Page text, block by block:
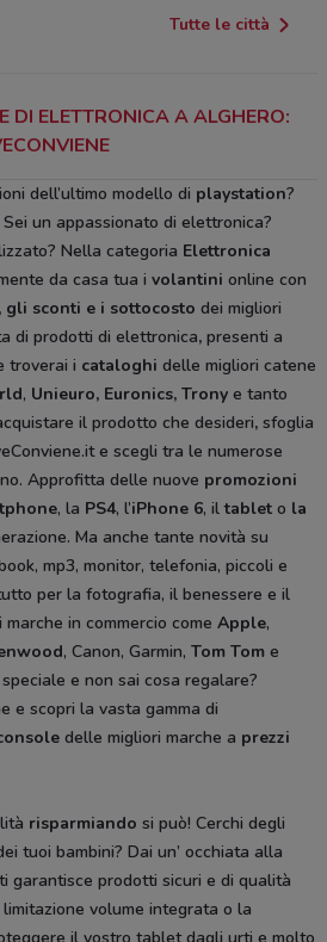
Tutte le città
DI ELETTRONICA A ALGHERO:
dell’ultimo modello di playstation?
Sei un appassionato di elettronica?
Nella categoria Elettronica
da casa tua i volantini online con
sconti e i sottocosto dei migliori
di prodotti di elettronica, presenti a
troverai i cataloghi delle migliori catene
, Unieuro, Euronics, Trony e tanto
il prodotto che desideri, sfoglia
e scegli tra le numerose
Approfitta delle nuove promozioni
, la PS4, l’iPhone 6, iltablet o la
Ma anche tante novità su
mp3, monitor, telefonia, piccoli e
per la fotografia, il benessere e il
in commercio come Apple,
, Canon, Garmin, Tom Tom e
e non sai cosa regalare?
e scopri la vasta gamma di
delle migliori marche a prezzi
risparmiando si può! Cerchi degli
tuoi bambini? Dai un’ occhiata alla
garantisce prodotti sicuri e di qualità
volume integrata o la